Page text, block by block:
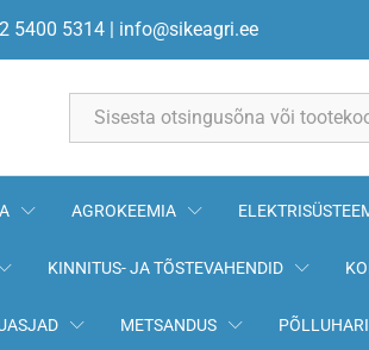
5400 5314 | info@sikeagri.ee
AGROKEEMIA
KINNITUS- JA TÕSTEVAHENDID
METSANDUS